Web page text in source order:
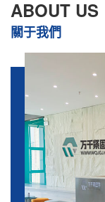
ABOUT US
關于我們